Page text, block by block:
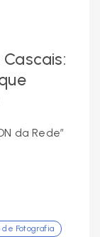
da Rede”
de Fotografia